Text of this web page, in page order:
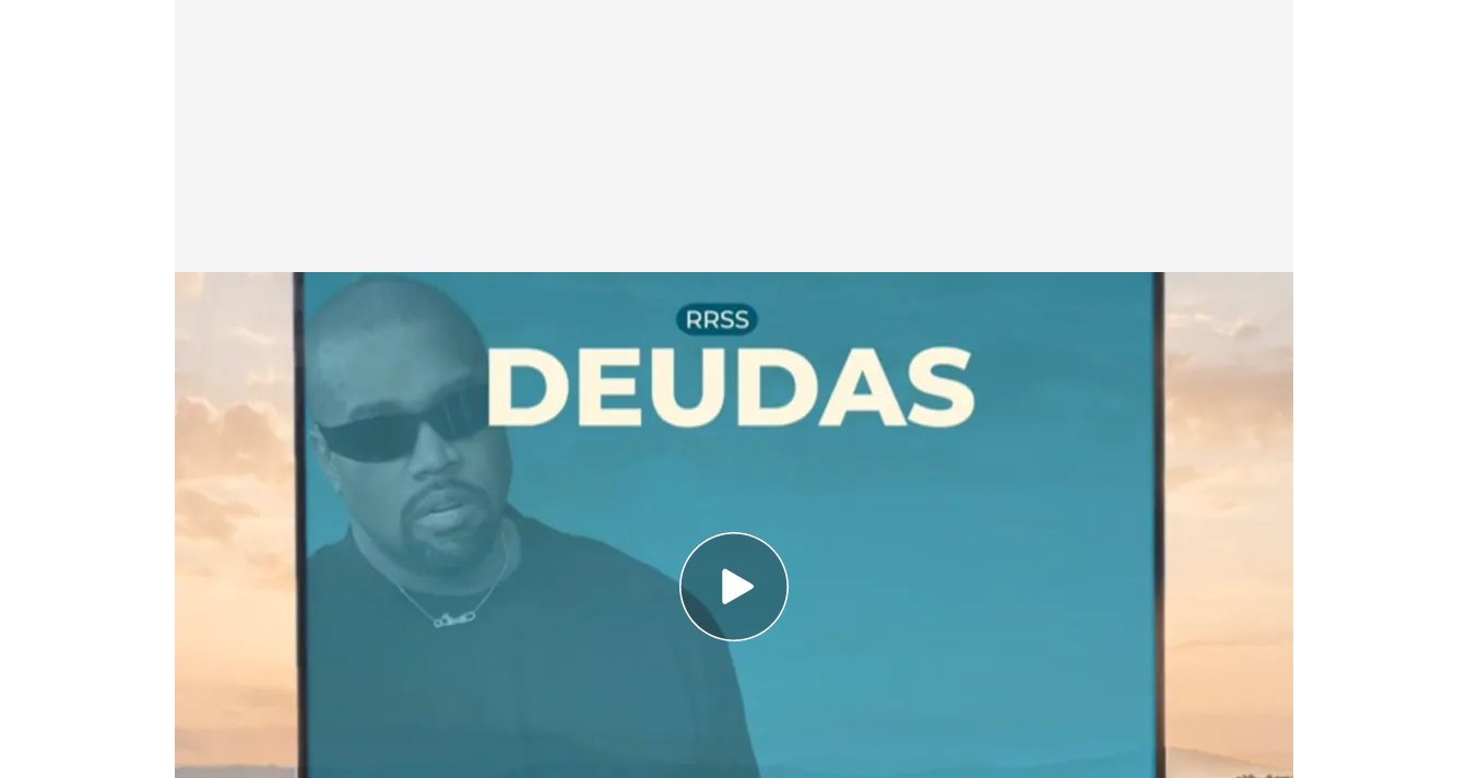
Los detalles de la deuda millonaria de Kanye West
El rapero deja deudas en España: miles de euros en 'simpas'
generados durante sus 6 semanas de visita a Mallorca
Kanye West y su supuesta deuda de 400.000 euros por seis semanas
en Mallorca: de la comida al alquiler de la finca
Acusan al rapero y a su mujer de abandonar Mallorca dejando una deuda
de deuda ha dejado el rapero
norteamericano
durante las 6 semanas que han estado en